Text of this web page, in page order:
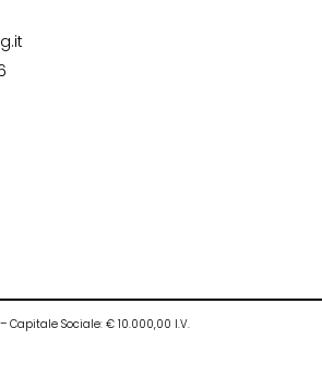
Capitale Sociale: € 10.000,00 I.V.